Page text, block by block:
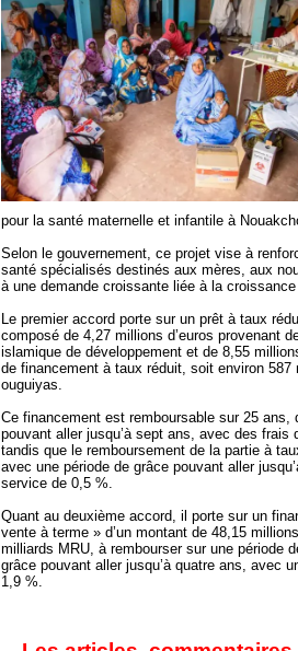
pour la santé maternelle et infantile à
Selon le gouvernement, ce projet vise à
santé spécialisés destinés aux mères, aux
à une demande croissante liée à la
Le premier accord porte sur un prêt à taux
composé de 4,27 millions d’euros provenant
islamique de développement et de 8,55
de financement à taux réduit, soit environ 587
ouguiyas.
Ce financement est remboursable sur 25 ans,
pouvant aller jusqu’à sept ans, avec des
tandis que le remboursement de la partie à
avec une période de grâce pouvant aller
service de 0,5 %.
Quant au deuxième accord, il porte sur un
vente à terme » d’un montant de 48,15
milliards MRU, à rembourser sur une période
grâce pouvant aller jusqu’à quatre ans, avec
1,9 %.